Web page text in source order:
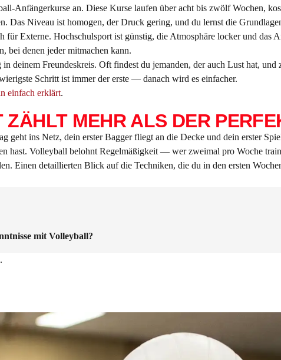
Anfängerkurse an. Diese Kurse laufen über acht bis zwölf Wochen,
Das Niveau ist homogen, der Druck gering, und du lernst die
für Externe. Hochschulsport ist günstig, die Atmosphäre locker und das
bei denen jeder mitmachen kann.
deinem Freundeskreis. Oft findest du jemanden, der auch Lust hat,
Schritt ist immer der erste — danach wird es einfacher.
einfach erklärt.
ZÄHLT MEHR ALS DER
geht ins Netz, dein erster Bagger fliegt an die Decke und dein erster
hast. Volleyball belohnt Regelmäßigkeit — wer zweimal pro Woche
Einen detaillierten Blick auf die Techniken, die du in den ersten
mit Volleyball?
.